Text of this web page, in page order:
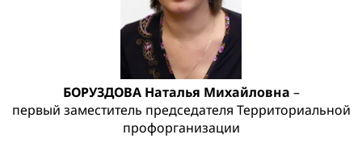
БОРУЗДОВА Наталья Михайловна –
первый заместитель председателя Территориальной
профорганизации